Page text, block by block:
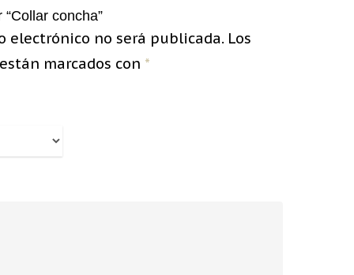
concha”
electrónico no será publicada. Los
marcados con *